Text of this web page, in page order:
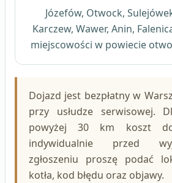
Józefów, Otwock,
Karczew, Wawer, Anin,
miejscowości w powiecie
Dojazd jest bezpłatny w
przy usłudze serwisowej.
powyżej 30 km koszt
indywidualnie przed
zgłoszeniu proszę podać
kotła, kod błędu oraz objawy.